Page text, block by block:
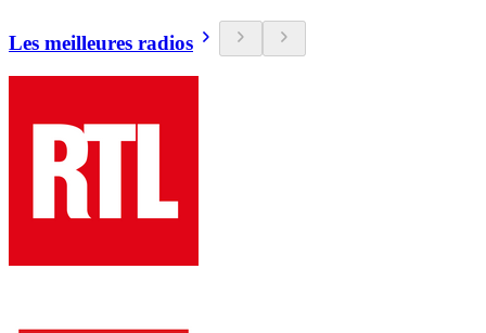
Les meilleures radios